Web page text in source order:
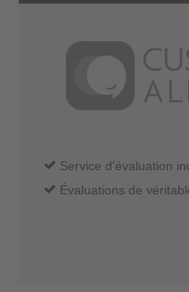
Service d'évaluation
Évaluations de